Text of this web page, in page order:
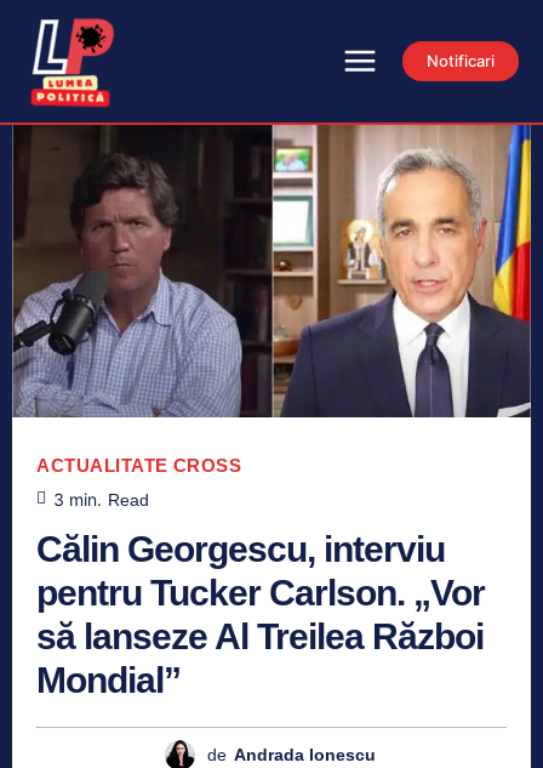
Notificari
ACTUALITATE CROSS
3 min. Read
Călin Georgescu, interviu
pentru Tucker Carlson. „Vor
să lanseze Al Treilea Război
Mondial”
de Andrada Ionescu